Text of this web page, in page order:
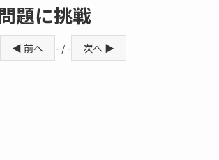
題に挑戦
◀ 前へ - / - 次へ ▶